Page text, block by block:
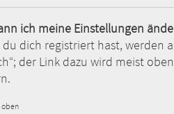
ich meine Einstellungen
du dich registriert hast, werden
der Link dazu wird meist
oben